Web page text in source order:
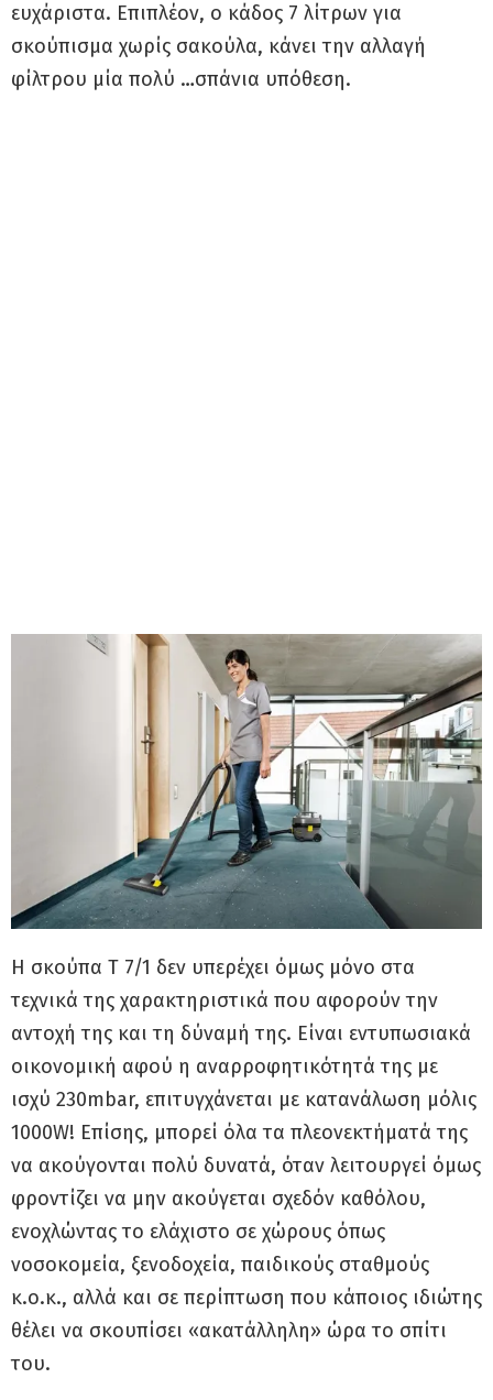
ευχάριστα. Επιπλέον, ο κάδος 7 λίτρων για
σκούπισμα χωρίς σακούλα, κάνει την αλλαγή
φίλτρου μία πολύ …σπάνια υπόθεση.
Η σκούπα T 7/1 δεν υπερέχει όμως μόνο στα
τεχνικά της χαρακτηριστικά που αφορούν την
αντοχή της και τη δύναμή της. Είναι εντυπωσιακά
οικονομική αφού η αναρροφητικότητά της με
ισχύ 230mbar, επιτυγχάνεται με κατανάλωση μόλις
1000W! Επίσης, μπορεί όλα τα πλεονεκτήματά της
να ακούγονται πολύ δυνατά, όταν λειτουργεί όμως
φροντίζει να μην ακούγεται σχεδόν καθόλου,
ενοχλώντας το ελάχιστο σε χώρους όπως
νοσοκομεία, ξενοδοχεία, παιδικούς σταθμούς
κ.ο.κ., αλλά και σε περίπτωση που κάποιος ιδιώτης
θέλει να σκουπίσει «ακατάλληλη» ώρα το σπίτι
του.